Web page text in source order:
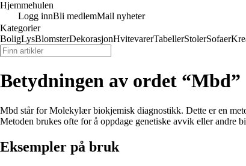
Hjemmehulen
Logg innBli medlemMail nyheter
Kategorier
BoligLysBlomsterDekorasjonHvitevarerTabellerStolerSofaer
Betydningen av ordet “Mbd”
Mbd står for Molekylær biokjemisk diagnostikk. Dette er en
Metoden brukes ofte for å oppdage genetiske avvik eller andre
Eksempler på bruk